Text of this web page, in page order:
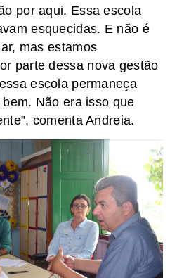
por aqui. Essa escola
esquecidas. E não é
mas estamos
parte dessa nova gestão
escola permaneça
Não era isso que
comenta Andreia.